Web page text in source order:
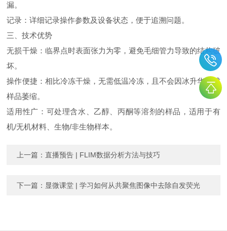
漏。
记录：详细记录操作参数及设备状态，便于追溯问题。
三、技术优势
无损干燥：临界点时表面张力为零，避免毛细管力导致的结构破
坏。
操作便捷：相比冷冻干燥，无需低温冷冻，且不会因冰升华造成
样品萎缩。
适用性广：可处理含水、乙醇、丙酮等溶剂的样品，适用于有
机/无机材料、生物/非生物样本。
上一篇：直播预告 | FLIM数据分析方法与技巧
下一篇： 显微课堂 | 学习如何从共聚焦图像中去除自发荧光